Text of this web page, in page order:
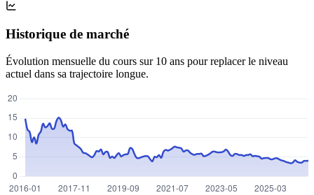
Historique de marché
Évolution mensuelle du cours sur 10 ans pour replacer le niveau
actuel dans sa trajectoire longue.